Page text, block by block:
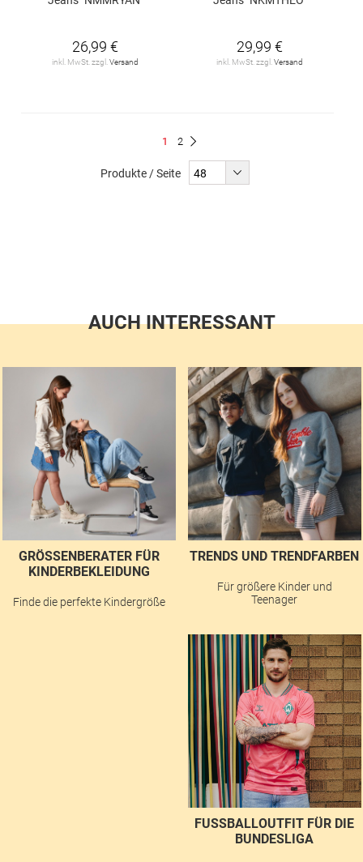
26,99 €
inkl. MwSt. zzgl. Versand
29,99 €
inkl. MwSt. zzgl. Versand
Du
gerade
1 Seite
2
Produkte / Seite
AUCH INTERESSANT
GRÖSSENBERATER FÜR K
INDERBEKLEIDUNG
Finde die perfekte Kindergröße
TRENDS UND TRENDFARBEN
Für größere Kinder und
Teenager
FUSSBALLOUTFIT FÜR DIE B
UNDESLIGA